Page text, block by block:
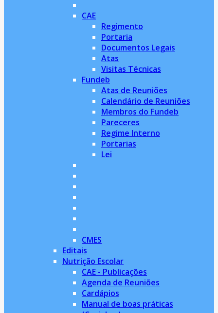
CAE
Regimento
Portaria
Documentos Legais
Atas
Visitas Técnicas
Fundeb
Atas de Reuniões
Calendário de Reuniões
Membros do Fundeb
Pareceres
Regime Interno
Portarias
Lei
CMES
Editais
Nutrição Escolar
CAE - Publicações
Agenda de Reuniões
Cardápios
Manual de boas práticas